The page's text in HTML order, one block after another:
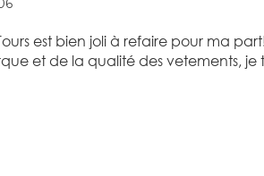
est bien joli à refaire pour ma
et de la qualité des vetements, je